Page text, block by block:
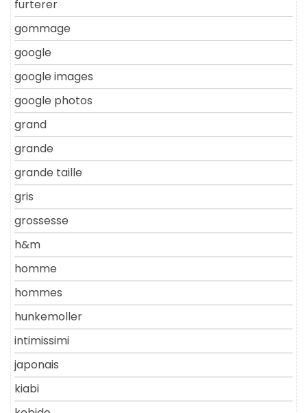
furterer
gommage
google
google images
google photos
grand
grande
grande taille
gris
grossesse
h&m
homme
hommes
hunkemoller
intimissimi
japonais
kiabi